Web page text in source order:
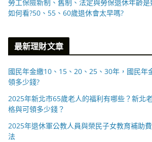
勞工保險新制、舊制、法定與勞保退休年齡
如何看?50、55、60歲退休會太早嗎?
最新理財文章
國民年金繳10、15、20、25、30年，國民年
領多少錢?
2025年新北市65歲老人的福利有哪些？新北
格與可領多少錢？
2025年退休軍公教人員與榮民子女教育補助
法